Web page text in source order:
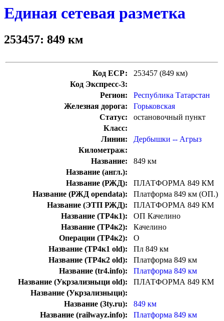
Единая сетевая разметка
253457: 849 км
Код ЕСР:
253457 (849 км)
Код Экспресс-3:
Регион:
Республика Татарстан
Железная дорога:
Горьковская
Статус:
остановочный пункт
Класс:
Линии:
Дербышки -- Агрыз
Километраж:
Название:
849 км
Название (англ.):
Название (РЖД):
ПЛАТФОРМА 849 КМ
Название (РЖД opendata):
Платформа 849 км (ОП.)
Название (ЭТП РЖД):
ПЛАТФОРМА 849 КМ
Название (ТР4к1):
ОП Качелино
Название (ТР4к2):
Качелино
Операции (ТР4к2):
О
Название (ТР4к1 old):
Пл 849 км
Название (ТР4к2 old):
Платформа 849 км
Название (tr4.info):
Платформа 849 км
Название (Укрзализныци old):
ПЛАТФОРМА 849 КМ
Название (Укрзализныци):
Название (3ty.ru):
849 км
Название (railwayz.info):
Платформа 849 км